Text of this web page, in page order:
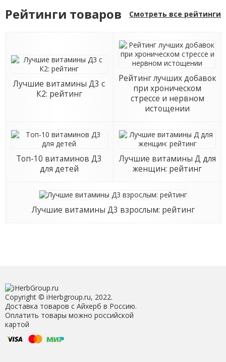
Рейтинги товаров Смотреть все рейтинги
Лучшие витамины Д3 с
К2: рейтинг
Рейтинг лучших добавок
при хроническом
стрессе и нервном
истощении
Топ-10 витаминов Д3
для детей
Лучшие витамины Д для
женщин: рейтинг
Лучшие витамины Д3 взрослым: рейтинг
Copyright © iHerbgroup.ru, 2022.
Доставка товаров с Айхерб в Россию.
Оплатить товары можно российской
картой